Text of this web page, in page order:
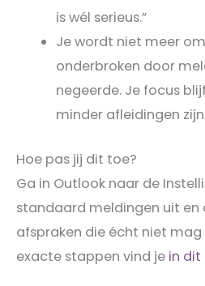
is wél serieus.”
Je wordt niet meer
onderbroken door
negeerde. Je focus
minder afleidingen
Hoe pas jij dit toe?
Ga in Outlook naar de
standaard meldingen uit en
afspraken die écht niet mag
exacte stappen vind je in dit